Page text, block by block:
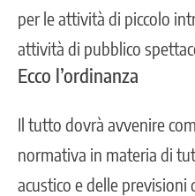
per le attività di piccolo
attività di pubblico
Ecco l’ordinanza
Il tutto dovrà avvenire
normativa in materia di
acustico e delle previsioni